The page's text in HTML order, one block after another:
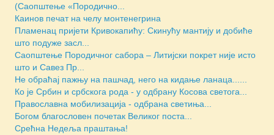
(Саопштење «Породично...
Каинов печат на челу монтенегрина
Пламенац пријети Кривокапићу: Скинућу мантију и добиће
што подуже засл...
Саопштење Породичног сабора – Литијски покрет није исто
што и Савез Пр...
Не обраћај пажњу на пашчад, него на кидање ланаца......
Ко је Србин и србскога рода - у одбрану Косова светога...
Православна мобилизација - одбрана светиња...
Богом благословен почетак Великог поста...
Срећна Недеља праштања!